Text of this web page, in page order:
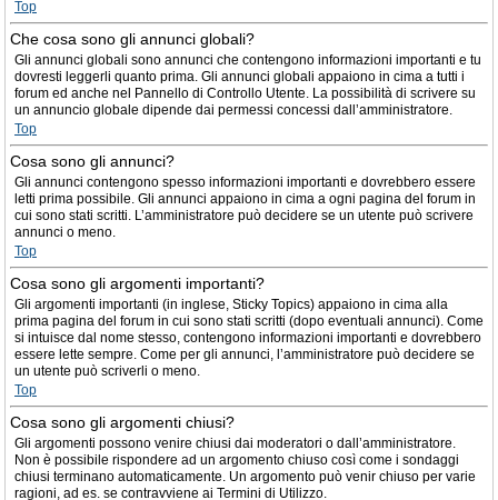
Top
Che cosa sono gli annunci globali?
Gli annunci globali sono annunci che contengono informazioni importanti e tu
dovresti leggerli quanto prima. Gli annunci globali appaiono in cima a tutti i
forum ed anche nel Pannello di Controllo Utente. La possibilità di scrivere su
un annuncio globale dipende dai permessi concessi dall’amministratore.
Top
Cosa sono gli annunci?
Gli annunci contengono spesso informazioni importanti e dovrebbero essere
letti prima possibile. Gli annunci appaiono in cima a ogni pagina del forum in
cui sono stati scritti. L’amministratore può decidere se un utente può scrivere
annunci o meno.
Top
Cosa sono gli argomenti importanti?
Gli argomenti importanti (in inglese, Sticky Topics) appaiono in cima alla
prima pagina del forum in cui sono stati scritti (dopo eventuali annunci). Come
si intuisce dal nome stesso, contengono informazioni importanti e dovrebbero
essere lette sempre. Come per gli annunci, l’amministratore può decidere se
un utente può scriverli o meno.
Top
Cosa sono gli argomenti chiusi?
Gli argomenti possono venire chiusi dai moderatori o dall’amministratore.
Non è possibile rispondere ad un argomento chiuso così come i sondaggi
chiusi terminano automaticamente. Un argomento può venir chiuso per varie
ragioni, ad es. se contravviene ai Termini di Utilizzo.